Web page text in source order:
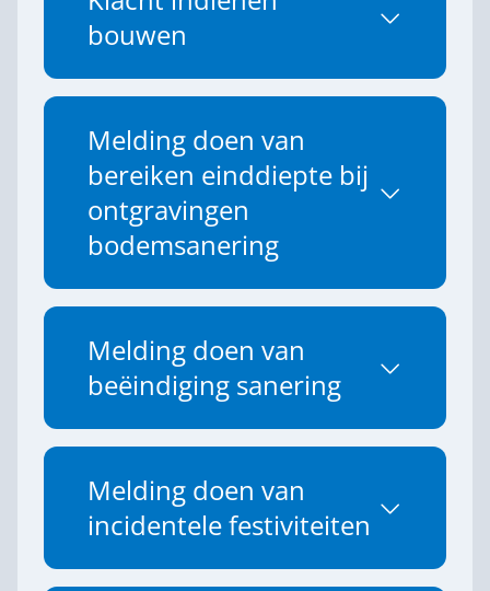
bouwen
Melding doen van
bereiken einddiepte bij
ontgravingen
bodemsanering
Melding doen van
beëindiging sanering
Melding doen van
incidentele festiviteiten